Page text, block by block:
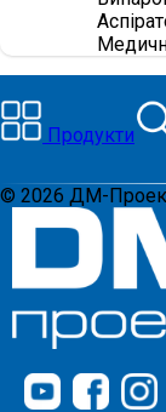
Продукти
© 2026 ДМ-